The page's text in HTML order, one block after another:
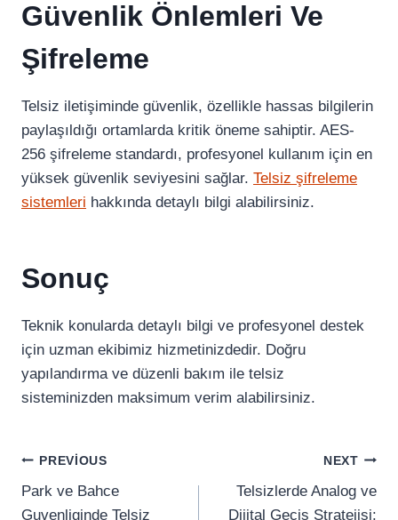
Güvenlik Önlemleri Ve
Şifreleme
Telsiz iletişiminde güvenlik, özellikle hassas bilgilerin
paylaşıldığı ortamlarda kritik öneme sahiptir. AES-
256 şifreleme standardı, profesyonel kullanım için en
yüksek güvenlik seviyesini sağlar. Telsiz şifreleme
sistemleri hakkında detaylı bilgi alabilirsiniz.
Sonuç
Teknik konularda detaylı bilgi ve profesyonel destek
için uzman ekibimiz hizmetinizdedir. Doğru
yapılandırma ve düzenli bakım ile telsiz
sisteminizden maksimum verim alabilirsiniz.
Yazı
Gezinmesi
PREVIOUS
Park ve Bahce
Guvenliginde Telsiz
NEXT
Telsizlerde Analog ve
Dijital Gecis Stratejisi: